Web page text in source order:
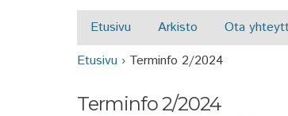
Päävalikko
Etusivu Arkisto Ota
Etusivu › Terminfo 2/2024
Terminfo 2/2024